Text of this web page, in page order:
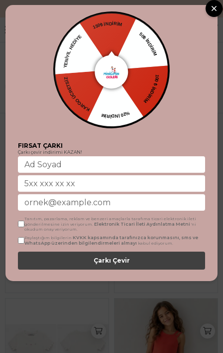
"Aynı gün
Filtrele
Taşlı Büzgü Detaylı Kız Çocuk Buluz - Beyaz
439,90 TL %27 192,00 TL
419,90 TL
%54
150₺ İNDİRİM
50₺ İNDİRİM
100 ₺ İNDİRİM
%20 İNDİRİM
KARGO ÜCRETSİZ
YENİYIL HEDİYE
FIRSAT ÇARKI
Çarkı çevir indirimi KAZAN!
Tanıtım, pazarlama, reklam ve benzeri amaçlarla tarafıma ticari elektronik ileti
gönderilmesine izin veriyorum. Elektronik Ticari İleti Aydınlatma Metni 'ni
okudum onay veriyorum.
Paylaştığım bilgilerin KVKK kapsamında tarafınızca korunmasını, sms ve
WhatsApp üzerinden bilgilendirmeleri almayı kabul ediyorum.
Çarkı Çevir